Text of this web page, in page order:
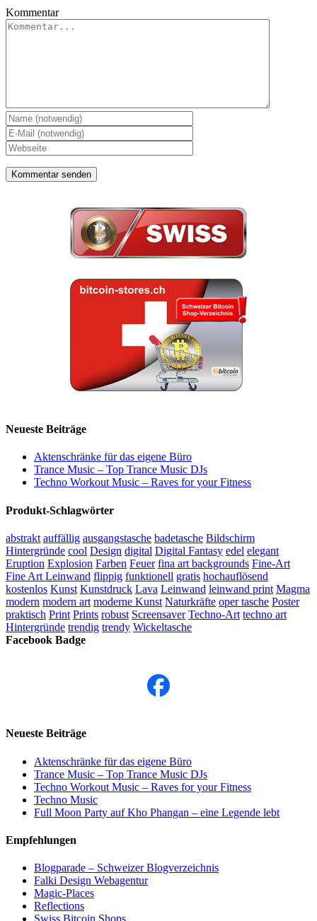
Kommentar
Neueste Beiträge
Aktenschränke für das eigene Büro
Trance Music – Top Trance Music DJs
Techno Workout Music – Raves for your Fitness
Produkt-Schlagwörter
abstrakt auffällig ausgangstasche badetasche Bildschirm
Hintergründe cool Design digital Digital Fantasy edel elegant
Eruption Explosion Farben Feuer fina art backgrounds Fine-Art
Fine Art Leinwand flippig funktionell gratis hochauflösend
kostenlos Kunst Kunstdruck Lava Leinwand leinwand print Magma
modern modern art moderne Kunst Naturkräfte oper tasche Poster
praktisch Print Prints robust Screensaver Techno-Art techno art
Hintergründe trendig trendy Wickeltasche
Facebook Badge
Neueste Beiträge
Aktenschränke für das eigene Büro
Trance Music – Top Trance Music DJs
Techno Workout Music – Raves for your Fitness
Techno Music
Full Moon Party auf Kho Phangan – eine Legende lebt
Empfehlungen
Blogparade – Schweizer Blogverzeichnis
Falki Design Webagentur
Magic-Places
Reflections